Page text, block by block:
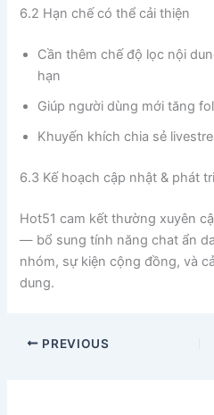
6.2 Hạn chế có thể cải thiện
Cần thêm chế độ lọc nội
hạn
Giúp người dùng mới tăng
Khuyến khích chia sẻ
6.3 Kế hoạch cập nhật & phát
Hot51 cam kết thường xuyên
— bổ sung tính năng chat ẩn
nhóm, sự kiện cộng đồng, và
dung.
PREVIOUS